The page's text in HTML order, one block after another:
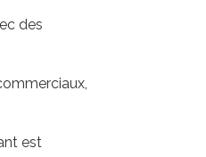
des
est